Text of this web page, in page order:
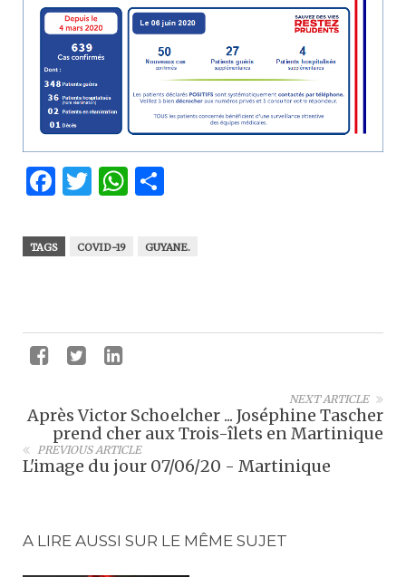
Facebook
Twitter
WhatsApp
TAGS COVID-19 GUYANE.
NEXT ARTICLE
Après Victor Schoelcher ... Joséphine Tascher
prend cher aux Trois-îlets en Martinique
PREVIOUS ARTICLE
L'image du jour 07/06/20 - Martinique
A LIRE AUSSI SUR LE MÊME SUJET